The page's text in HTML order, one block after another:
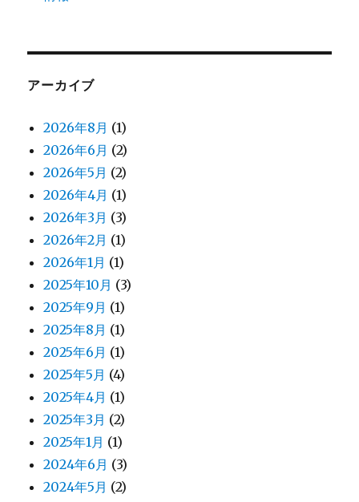
アーカイブ
2026年8月 (1)
2026年6月 (2)
2026年5月 (2)
2026年4月 (1)
2026年3月 (3)
2026年2月 (1)
2026年1月 (1)
2025年10月 (3)
2025年9月 (1)
2025年8月 (1)
2025年6月 (1)
2025年5月 (4)
2025年4月 (1)
2025年3月 (2)
2025年1月 (1)
2024年6月 (3)
2024年5月 (2)